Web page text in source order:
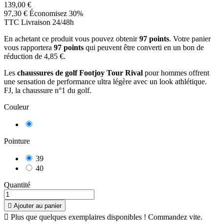
139,00 €
97,30 € Économisez 30%
TTC Livraison 24/48h
En achetant ce produit vous pouvez obtenir97 points. Votre panier
vous rapportera 97 points qui peuvent être converti en un bon de
réduction de 4,85 €.
Les chaussures de golf Footjoy Tour Rival pour hommes offrent
une sensation de performance ultra légère avec un look athlétique.
FJ, la chaussure n°1 du golf.
Couleur
Pointure
39
40
Quantité
 Ajouter au panier
 Plus que quelques exemplaires disponibles ! Commandez vite.